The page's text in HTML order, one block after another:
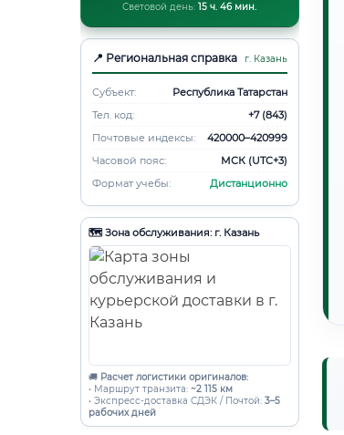
Световой день: 15 ч. 46 мин.
📍 Региональная справка г. Казань
Субъект:
Республика Татарстан
Тел. код:
+7 (843)
Почтовые индексы:
420000–420999
Часовой пояс:
МСК (UTC+3)
Формат учебы:
Дистанционно
🗺️ Зона обслуживания: г. Казань
🚚 Расчет логистики оригиналов:
• Маршрут транзита: ~2 115 км
• Экспресс-доставка СДЭК / Почтой: 3–5
рабочих дней